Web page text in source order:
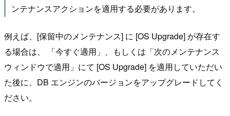
ンテナンスアクションを適用する必要があります。
例えば、[保留中のメンテナンス] に [OS Upgrade] が存在す
る場合は、 「今すぐ適用」、もしくは「次のメンテナンス
ウィンドウで適用」にて [OS Upgrade] を適用していただい
た後に、DB エンジンのバージョンをアップグレードしてく
ださい。